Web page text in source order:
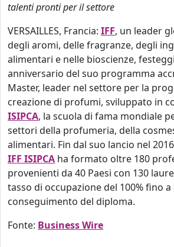
talenti pronti per il settore
VERSAILLES, Francia: IFF, un leader
degli aromi, delle fragranze, degli
alimentari e nelle bioscienze,
anniversario del suo programma
Master, leader nel settore per la
creazione di profumi, sviluppato in
ISIPCA, la scuola di fama mondiale
settori della profumeria, della
alimentari. Fin dal suo lancio nel
IFF ISIPCA ha formato oltre 180
provenienti da 40 Paesi con 130
tasso di occupazione del 100% fino a
conseguimento del diploma.
Fonte: Business Wire